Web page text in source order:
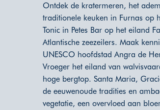
Ontdek de kratermeren, het
traditionele keuken in Furnas op
Tonic in Petes Bar op het eiland
Atlantische zeezeilers. Maak
UNESCO hoofdstad Angra de
Vroeger het eiland van
hoge bergtop. Santa Maria,
de eeuwenoude tradities en
vegetatie, een overvloed aan